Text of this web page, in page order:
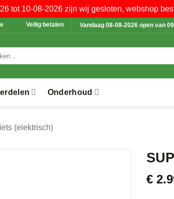
tot 10-08-2026 zijn wij gesloten, webshop
Veilig betalen Vandaag 08-08-2026 open van
Onderhoud
(elektrisch)
€